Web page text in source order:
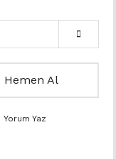
Hemen Al
Yorum Yaz